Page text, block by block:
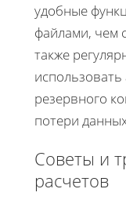
удобные
файлами, чем
также
резервного
потери
Советы и
расчетов